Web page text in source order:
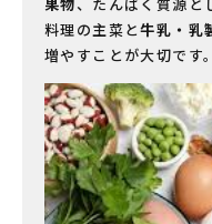
果物、たんぱく質源と
料理の主菜と牛乳・乳
増やすことが大切です。